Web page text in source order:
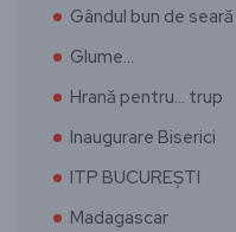
Gândul bun de seară
Glume…
Hrană pentru… trup
Inaugurare Biserici
ITP BUCUREȘTI
Madagascar